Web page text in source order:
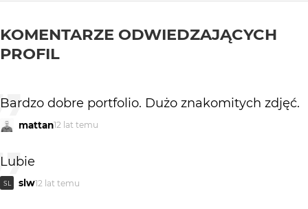
KOMENTARZE ODWIEDZAJĄCYCH
PROFIL
Bardzo dobre portfolio. Dużo znakomitych zdjęć.
mattan12 lat temu
Lubie
SL slw12 lat temu